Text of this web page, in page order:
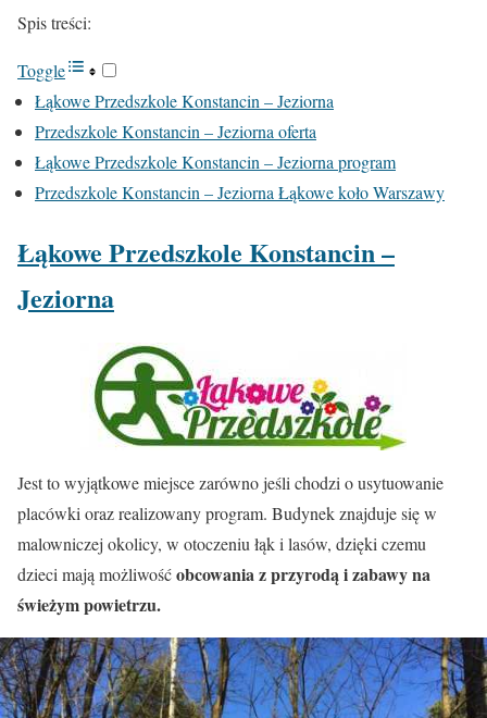
Spis treści:
Toggle
Łąkowe Przedszkole Konstancin – Jeziorna
Przedszkole Konstancin – Jeziorna oferta
Łąkowe Przedszkole Konstancin – Jeziorna program
Przedszkole Konstancin – Jeziorna Łąkowe koło Warszawy
Łąkowe Przedszkole Konstancin –
Jeziorna
Jest to wyjątkowe miejsce zarówno jeśli chodzi o usytuowanie
placówki oraz realizowany program. Budynek znajduje się w
malowniczej okolicy, w otoczeniu łąk i lasów, dzięki czemu
dzieci mają możliwośćobcowania z przyrodą i zabawy na
świeżym powietrzu.